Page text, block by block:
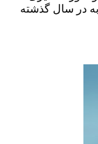
در سال گذشته